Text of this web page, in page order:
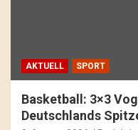
AKTUELL SPORT
Basketball: 3×3
Deutschlands